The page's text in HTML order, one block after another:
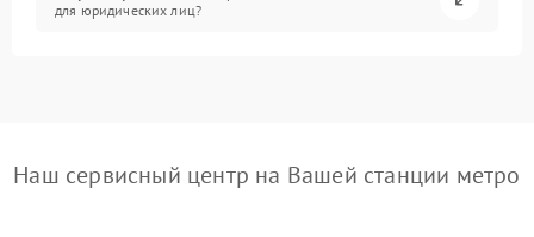
для юридических лиц?
Наш сервисный центр на Вашей станции метро